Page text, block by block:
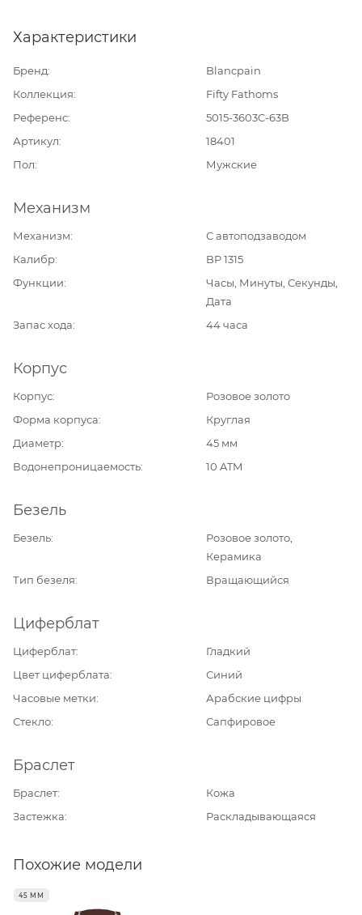
Характеристики
Бренд
Blancpain
Коллекция
Fifty Fathoms
Референс
5015-3603C-63B
Артикул
18401
Пол
Мужские
Механизм
Механизм
С автоподзаводом
Калибр
BP 1315
Функции
Часы, Минуты, Секунды,
Дата
Запас хода
44 часа
Корпус
Корпус
Розовое золото
Форма корпуса
Круглая
Диаметр
45 мм
Водонепроницаемость
10 ATM
Безель
Безель
Розовое золото,
Керамика
Тип безеля
Вращающийся
Циферблат
Циферблат
Гладкий
Цвет циферблата
Синий
Часовые метки
Арабские цифры
Стекло
Сапфировое
Браслет
Браслет
Кожа
Застежка
Раскладывающаяся
Похожие модели
45 ММ